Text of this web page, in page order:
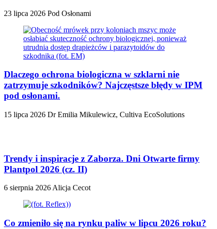
23 lipca 2026 Pod Osłonami
Dlaczego ochrona biologiczna w szklarni nie
zatrzymuje szkodników? Najczęstsze błędy w IPM
pod osłonami.
15 lipca 2026 Dr Emilia Mikulewicz, Cultiva EcoSolutions
Trendy i inspiracje z Zaborza. Dni Otwarte firmy
Plantpol 2026 (cz. II)
6 sierpnia 2026Alicja Cecot
Co zmieniło się na rynku paliw w lipcu 2026 roku?